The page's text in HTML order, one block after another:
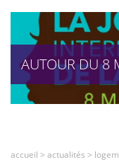
AUTOUR DU 8
accueil > actualités >